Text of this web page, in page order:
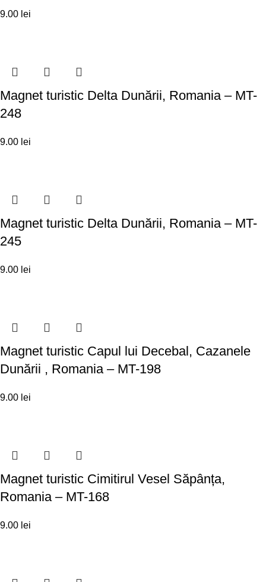
9.00 lei
Magnet turistic Delta Dunării, Romania – MT-
248
9.00 lei
Magnet turistic Delta Dunării, Romania – MT-
245
9.00 lei
Magnet turistic Capul lui Decebal, Cazanele
Dunării , Romania – MT-198
9.00 lei
Magnet turistic Cimitirul Vesel Săpânța,
Romania – MT-168
9.00 lei